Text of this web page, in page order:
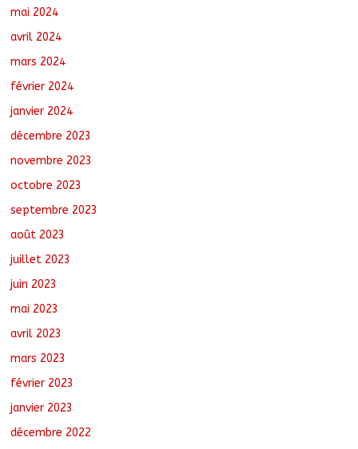
mai 2024
avril 2024
mars 2024
février 2024
janvier 2024
décembre 2023
novembre 2023
octobre 2023
septembre 2023
août 2023
juillet 2023
juin 2023
mai 2023
avril 2023
mars 2023
février 2023
janvier 2023
décembre 2022